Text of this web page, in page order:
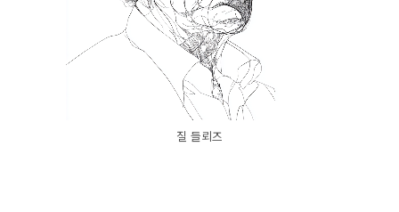
질 들뢰즈